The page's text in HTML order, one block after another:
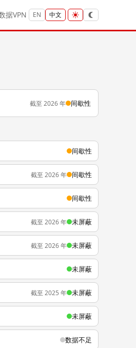
据VPN EN 中文
截至 2026 年 间歇性
间歇性
截至 2026 年 间歇性
间歇性
截至 2026 年 未屏蔽
截至 2026 年 未屏蔽
未屏蔽
截至 2025 年 未屏蔽
未屏蔽
数据不足